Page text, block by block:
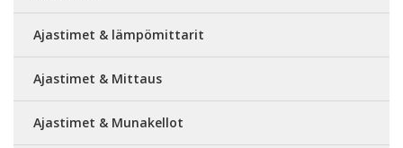
Ajastimet & lämpömittarit
Ajastimet & Mittaus
Ajastimet & Munakellot